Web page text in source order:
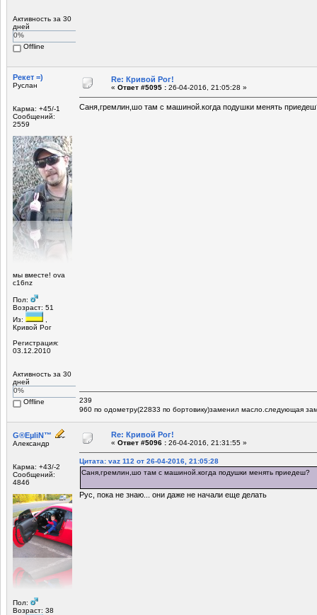
Активность за 30
дней
0%
Offline
Рекет =)
Руслан
Карма: +45/-1
Сообщений:
2559
мы вместе! ova
c16nz
Пол:
Возраст: 51
Из:
Кривой Рог
Регистрация:
03.12.2010
Активность за 30
дней
0%
Offline
Re: Кривой Рог!
« Ответ #5095 : 26-04-2016, 21:05:28 »
Саня,гремлин,шо там с машиной.когда подушки менять
239
960 по​ одометру(22833 по бортовику)заменил масло.следующая
G®EµliN™
Александр
Карма: +43/-2
Сообщений:
4846
Пол:
Возраст: 38
Re: Кривой Рог!
« Ответ #5096 : 26-04-2016, 21:31:55 »
Цитата: vaz 112 от 26-04-2016, 21:05:28
Саня,гремлин,шо там с машиной.когда подушки менять приедеш?
Рус, пока не знаю... они даже не начали еще делать